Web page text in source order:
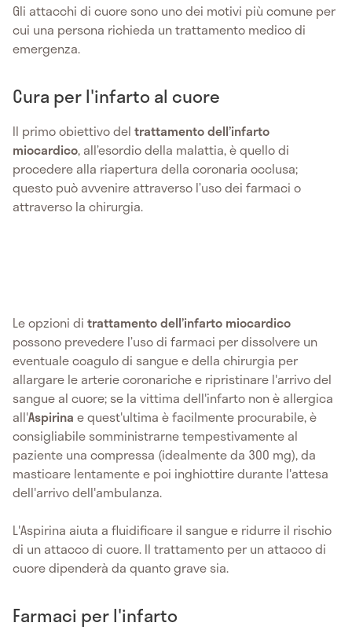
Gli attacchi di cuore sono uno dei motivi più comune per
cui una persona richieda un trattamento medico di
emergenza.
Cura per l'infarto al cuore
Il primo obiettivo del trattamento dell’infarto
miocardico, all’esordio della malattia, è quello di
procedere alla riapertura della coronaria occlusa;
questo può avvenire attraverso l’uso dei farmaci o
attraverso la chirurgia.
Le opzioni di trattamento dell’infarto miocardico
possono prevedere l’uso di farmaci per dissolvere un
eventuale coagulo di sangue e della chirurgia per
allargare le arterie coronariche e ripristinare l'arrivo del
sangue al cuore; se la vittima dell'infarto non è allergica
all'Aspirina e quest'ultima è facilmente procurabile, è
consigliabile somministrarne tempestivamente al
paziente una compressa (idealmente da 300 mg), da
masticare lentamente e poi inghiottire durante l'attesa
dell'arrivo dell'ambulanza.
L'Aspirina aiuta a fluidificare il sangue e ridurre il rischio
di un attacco di cuore. Il trattamento per un attacco di
cuore dipenderà da quanto grave sia.
Farmaci per l'infarto